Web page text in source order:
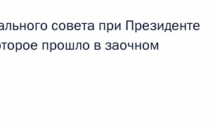
совета при Президенте
прошло в заочном